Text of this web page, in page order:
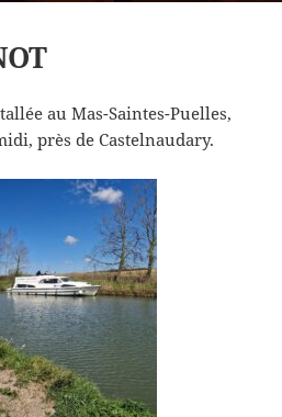
au Mas-Saintes-Puelles,
près de Castelnaudary.